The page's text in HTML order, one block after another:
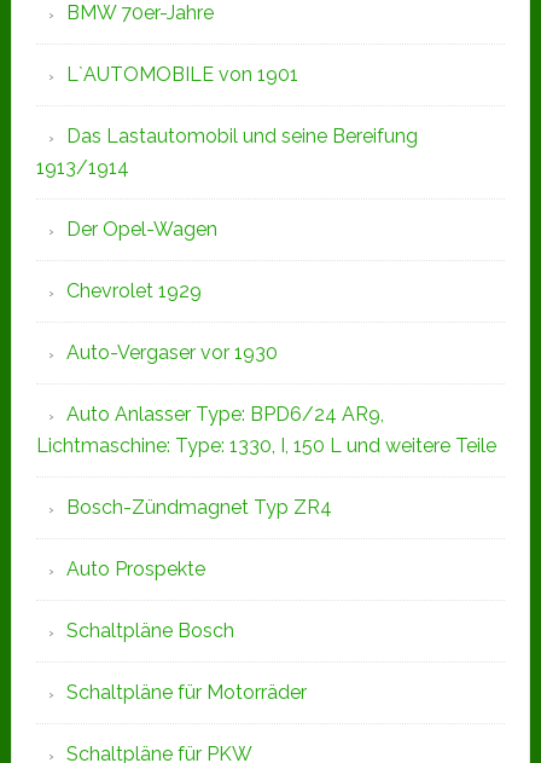
BMW 70er-Jahre
L`AUTOMOBILE von 1901
Das Lastautomobil und seine Bereifung
1913/1914
Der Opel-Wagen
Chevrolet 1929
Auto-Vergaser vor 1930
Auto Anlasser Type: BPD6/24 AR9,
Lichtmaschine: Type: 1330, I, 150 L und weitere Teile
Bosch-Zündmagnet Typ ZR4
Auto Prospekte
Schaltpläne Bosch
Schaltpläne für Motorräder
Schaltpläne für PKW